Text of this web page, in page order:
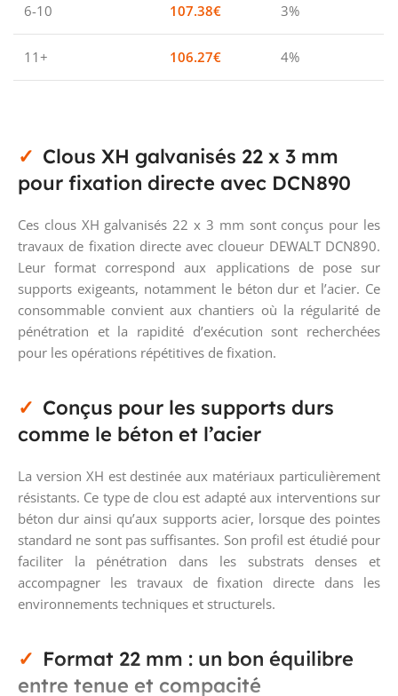
6-10 107.38€ 3%
11+ 106.27€ 4%
Clous XH galvanisés 22 x 3 mm
pour fixation directe avec DCN890
Ces clous XH galvanisés 22 x 3 mm sont conçus pour les
travaux de fixation directe avec cloueur DEWALT DCN890.
Leur format correspond aux applications de pose sur
supports exigeants, notamment le béton dur et l’acier. Ce
consommable convient aux chantiers où la régularité de
pénétration et la rapidité d’exécution sont recherchées
pour les opérations répétitives de fixation.
Conçus pour les supports durs
comme le béton et l’acier
La version XH est destinée aux matériaux particulièrement
résistants. Ce type de clou est adapté aux interventions sur
béton dur ainsi qu’aux supports acier, lorsque des pointes
standard ne sont pas suffisantes. Son profil est étudié pour
faciliter la pénétration dans les substrats denses et
accompagner les travaux de fixation directe dans les
environnements techniques et structurels.
Format 22 mm : un bon équilibre
entre tenue et compacité